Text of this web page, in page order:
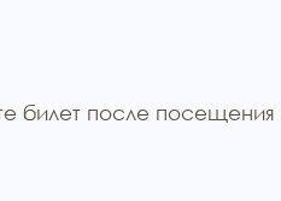
билет после посещения